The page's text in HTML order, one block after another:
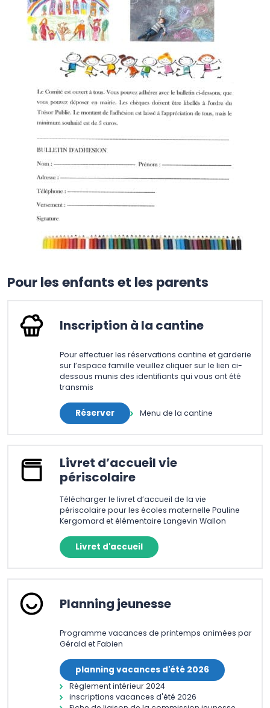
Pour les enfants et les parents
Inscription à la cantine
Pour effectuer les réservations cantine et garderie
sur l’espace famille veuillez cliquer sur le lien ci-
dessous munis des identifiants qui vous ont été
transmis
Réserver Menu de la cantine
Livret d’accueil vie
périscolaire
Télécharger le livret d’accueil de la vie
périscolaire pour les écoles maternelle Pauline
Kergomard et élémentaire Langevin Wallon
Livret d'accueil
Planning jeunesse
Programme vacances de printemps animées par
Gérald et Fabien
planning vacances d'été 2026
Règlement intérieur 2024
inscriptions vacances d'été 2026